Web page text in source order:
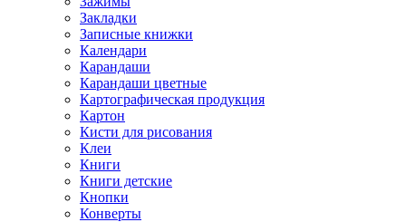
Закладки
Записные книжки
Календари
Карандаши
Карандаши цветные
Картографическая продукция
Картон
Кисти для рисования
Клеи
Книги
Книги детские
Кнопки
Конверты